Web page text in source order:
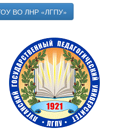
ВО ЛНР «ЛГПУ»